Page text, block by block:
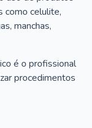
como celulite,
manchas,
é o profissional
procedimentos